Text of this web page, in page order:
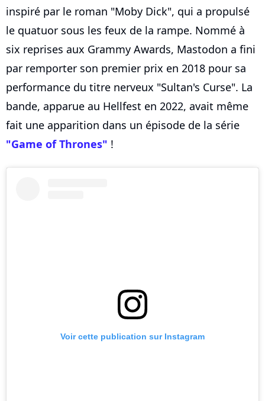
inspiré par le roman "Moby Dick", qui a propulsé
le quatuor sous les feux de la rampe. Nommé à
six reprises aux Grammy Awards, Mastodon a fini
par remporter son premier prix en 2018 pour sa
performance du titre nerveux "Sultan's Curse". La
bande, apparue au Hellfest en 2022, avait même
fait une apparition dans un épisode de la série
"Game of Thrones" !
Voir cette publication sur Instagram